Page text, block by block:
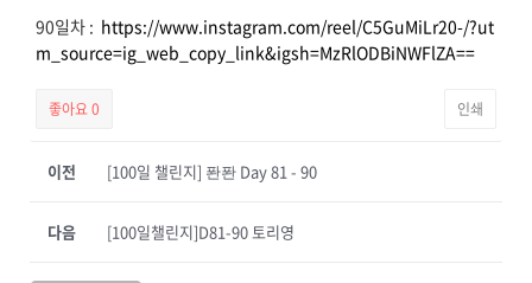
90일차 : https://www.instagram.com/reel/C5GuMiLr20-/?ut
m_source=ig_web_copy_link&igsh=MzRlODBiNWFlZA==
좋아요0 인쇄
이전 [100일 챌린지] 퐌퐌 Day 81 - 90
[100일챌린지]D81-90 토리영
다음